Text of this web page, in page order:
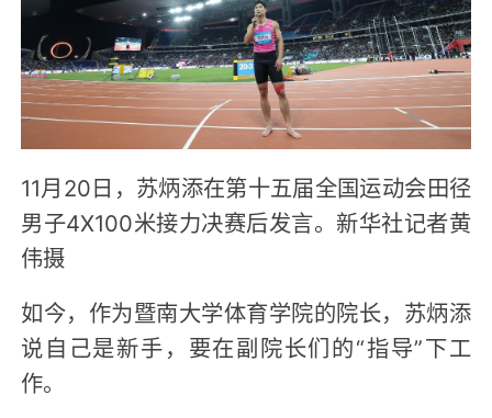
11月20日，苏炳添在第十五届全国运动会田径
男子4X100米接力决赛后发言。新华社记者黄
伟摄
如今，作为暨南大学体育学院的院长，苏炳添
说自己是新手，要在副院长们的“指导”下工
作。